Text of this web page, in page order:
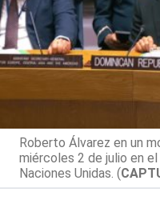
Roberto Álvarez en un
miércoles 2 de julio en
Naciones Unidas. (